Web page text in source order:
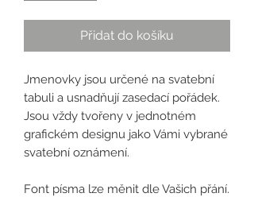
Přidat do košíku
Jmenovky jsou určené na svatební
tabuli a usnadňují zasedací pořádek.
Jsou vždy tvořeny v jednotném
grafickém designu jako Vámi vybrané
svatební oznámení.
Font písma lze měnit dle Vašich přání.